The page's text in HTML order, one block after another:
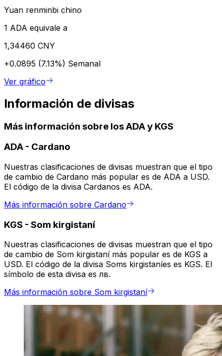
Yuan renminbi chino
1 ADA equivale a
1,34460 CNY
+0.0895 (7.13%) Semanal
Ver gráfico
Información de divisas
Más información sobre los ADA y KGS
ADA - Cardano
Nuestras clasificaciones de divisas muestran que el tipo
de cambio de Cardano más popular es de ADA a USD.
El código de la divisa Cardanos es ADA.
Más información sobre Cardano
KGS - Som kirgistaní
Nuestras clasificaciones de divisas muestran que el tipo
de cambio de Som kirgistaní más popular es de KGS a
USD. El código de la divisa Soms kirgistaníes es KGS. El
símbolo de esta divisa es лв.
Más información sobre Som kirgistaní